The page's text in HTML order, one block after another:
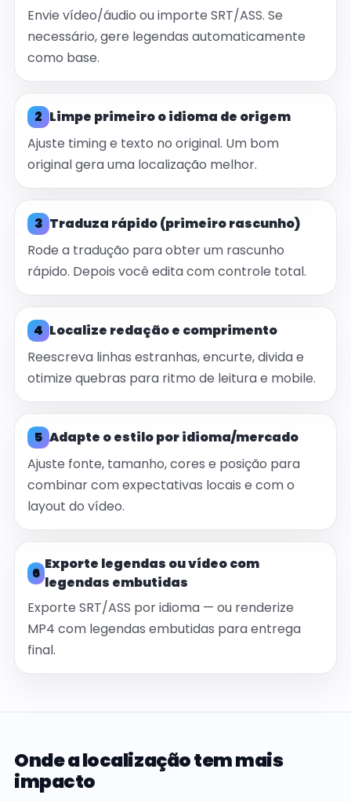
Envie vídeo/áudio ou importe SRT/ASS. Se
necessário, gere legendas automaticamente
como base.
2 Limpe primeiro o idioma de origem
Ajuste timing e texto no original. Um bom
original gera uma localização melhor.
3 Traduza rápido (primeiro rascunho)
Rode a tradução para obter um rascunho
rápido. Depois você edita com controle total.
4 Localize redação e comprimento
Reescreva linhas estranhas, encurte, divida e
otimize quebras para ritmo de leitura e mobile.
5 Adapte o estilo por idioma/mercado
Ajuste fonte, tamanho, cores e posição para
combinar com expectativas locais e com o
layout do vídeo.
6
Exporte legendas ou vídeo com
legendas embutidas
Exporte SRT/ASS por idioma — ou renderize
MP4 com legendas embutidas para entrega
final.
Onde a localização tem mais
impacto